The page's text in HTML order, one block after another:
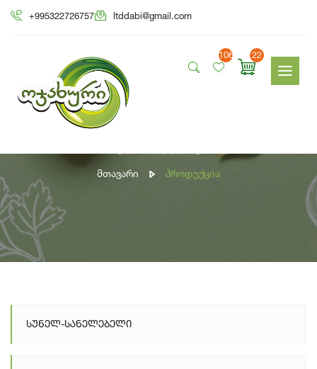
+995322726757 ltddabi@gmail.com
106 22
პროდუქცია
Მთავარი Პროდუქცია
Სუნელ-Სანელებელი